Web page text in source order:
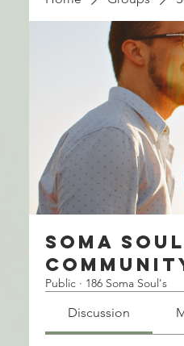
Soma
Public · 186 Soma Soul's
Discussion